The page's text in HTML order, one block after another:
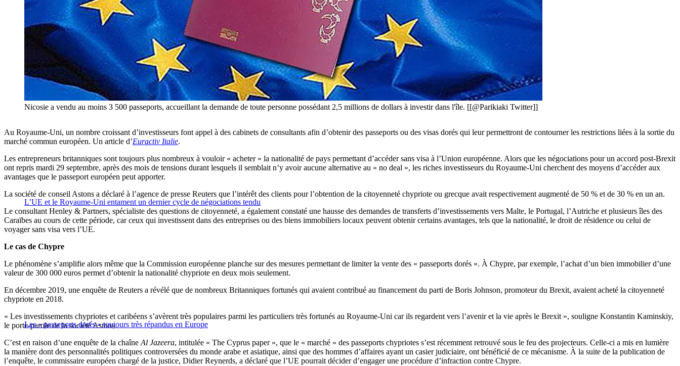
Nicosie a vendu au moins 3 500 passeports, accueillant la demande de toute personne possédant 2,5 millions de dollars à investir dans l'île. [[@Parikiaki Twitter]]
Au Royaume-Uni, un nombre croissant d’investisseurs font appel à des cabinets de consultants afin d’obtenir des passeports ou des visas dorés qui leur permettront de contourner les restrictions liées à la sortie du
marché commun européen. Un article d’Euractiv Italie.
Les entrepreneurs britanniques sont toujours plus nombreux à vouloir « acheter » la nationalité de pays permettant d’accéder sans visa à l’Union européenne. Alors que les négociations pour un accord post-Brexit
ont repris mardi 29 septembre, après des mois de tensions durant lesquels il semblait n’y avoir aucune alternative au « no deal », les riches investisseurs du Royaume-Uni cherchent des moyens d’accéder aux
avantages que le passeport européen peut apporter.
L’UE et le Royaume-Uni entament un dernier cycle de négociations tendu
La société de conseil Astons a déclaré à l’agence de presse Reuters que l’intérêt des clients pour l’obtention de la citoyenneté chypriote ou grecque avait respectivement augmenté de 50 % et de 30 % en un an.
Le consultant Henley & Partners, spécialiste des questions de citoyenneté, a également constaté une hausse des demandes de transferts d’investissements vers Malte, le Portugal, l’Autriche et plusieurs îles des
Caraïbes au cours de cette période, car ceux qui investissent dans des entreprises ou des biens immobiliers locaux peuvent obtenir certains avantages, tels que la nationalité, le droit de résidence ou celui de
voyager sans visa vers l’UE.
Le cas de Chypre
Le phénomène s’amplifie alors même que la Commission européenne planche sur des mesures permettant de limiter la vente des « passeports dorés ». À Chypre, par exemple, l’achat d’un bien immobilier d’une
valeur de 300 000 euros permet d’obtenir la nationalité chypriote en deux mois seulement.
En décembre 2019, une enquête de Reuters a révélé que de nombreux Britanniques fortunés qui avaient contribué au financement du parti de Boris Johnson, promoteur du Brexit, avaient acheté la citoyenneté
chypriote en 2018.
Les « passeports dorés » toujours très répandus en Europe
« Les investissements chypriotes et caribéens s’avèrent très populaires parmi les particuliers très fortunés au Royaume-Uni car ils regardent vers l’avenir et la vie après le Brexit », souligne Konstantin Kaminskiy,
le porte-parole de la société Astons.
C’est en raison d’une enquête de la chaîne Al Jazeera, intitulée « The Cyprus paper », que le « marché » des passeports chypriotes s’est récemment retrouvé sous le feu des projecteurs. Celle-ci a mis en lumière
la manière dont des personnalités politiques controversées du monde arabe et asiatique, ainsi que des hommes d’affaires ayant un casier judiciaire, ont bénéficié de ce mécanisme. À la suite de la publication de
l’enquête, le commissaire européen chargé de la justice, Didier Reynerds, a déclaré que l’UE pourrait décider d’engager une procédure d’infraction contre Chypre.